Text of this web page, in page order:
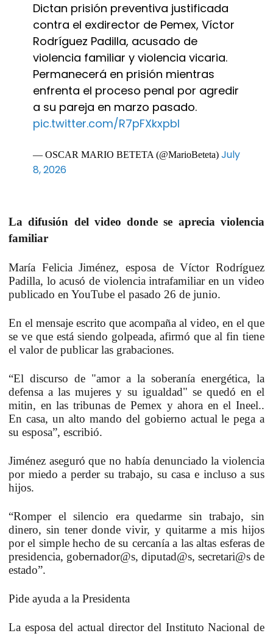
Dictan prisión preventiva justificada
contra el exdirector de Pemex, Víctor
Rodríguez Padilla, acusado de
violencia familiar y violencia vicaria.
Permanecerá en prisión mientras
enfrenta el proceso penal por agredir
a su pareja en marzo pasado.
pic.twitter.com/R7pFXkxpbI
— OSCAR MARIO BETETA (@MarioBeteta) July
8, 2026
La difusión del video donde se aprecia violencia
familiar
María Felicia Jiménez, esposa de Víctor Rodríguez
Padilla, lo acusó de violencia intrafamiliar en un video
publicado en YouTube el pasado 26 de junio.
En el mensaje escrito que acompaña al video, en el que
se ve que está siendo golpeada, afirmó que al fin tiene
el valor de publicar las grabaciones.
“El discurso de "amor a la soberanía energética, la
defensa a las mujeres y su igualdad" se quedó en el
mitin, en las tribunas de Pemex y ahora en el Ineel..
En casa, un alto mando del gobierno actual le pega a
su esposa”, escribió.
Jiménez aseguró que no había denunciado la violencia
por miedo a perder su trabajo, su casa e incluso a sus
hijos.
“Romper el silencio era quedarme sin trabajo, sin
dinero, sin tener donde vivir, y quitarme a mis hijos
por el simple hecho de su cercanía a las altas esferas de
presidencia, gobernador@s, diputad@s, secretari@s de
estado”.
Pide ayuda a la Presidenta
La esposa del actual director del Instituto Nacional de